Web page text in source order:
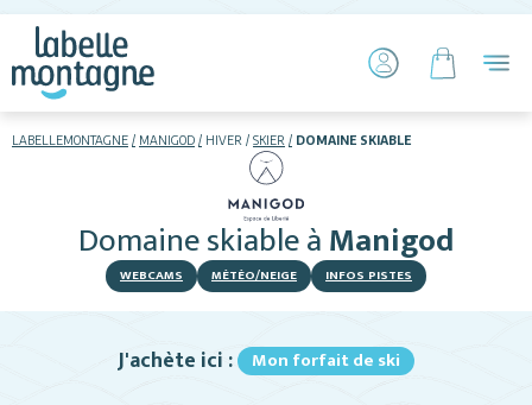
LABELLEMONTAGNE MANIGOD HIVER SKIER DOMAINE SKIABLE
Domaine skiableàManigod
WEBCAMS MÉTÉO/NEIGE INFOS PISTES
J'achète ici : Mon forfait de ski